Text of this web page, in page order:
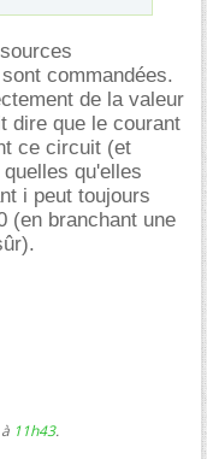
commandées.
de la valeur
dire que le courant
ce circuit (et
qu'elles
i peut toujours
(en branchant une
11h43.